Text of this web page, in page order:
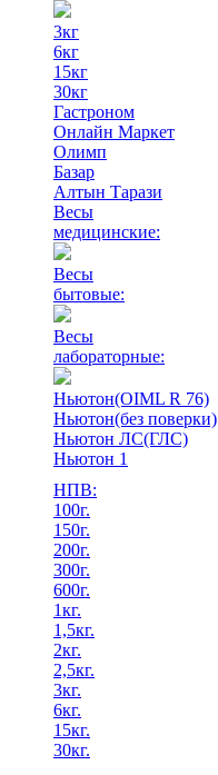
3кг
6кг
15кг
30кг
Гастроном
Онлайн Маркет
Олимп
Базар
Алтын Тарази
Весы
медицинские:
Весы
бытовые:
Весы
лабораторные:
Ньютон(OIML R 76)
Ньютон(без поверки)
Ньютон ЛС(ГЛС)
Ньютон 1
НПВ:
100г.
150г.
200г.
300г.
600г.
1кг.
1,5кг.
2кг.
2,5кг.
3кг.
6кг.
15кг.
30кг.